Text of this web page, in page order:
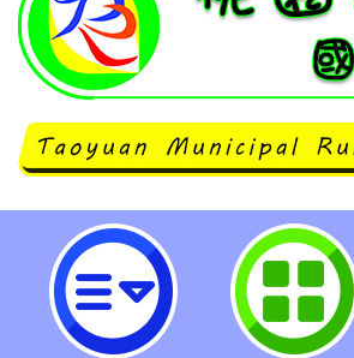
食品藥物管理署官方
園市立瑞坪國民中學